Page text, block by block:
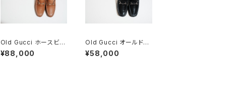
Old Gucci ホースビッ
トローファー 38.5C ta
n ほぼDeadstock
¥88,000
Old Gucci オールドグ
ッチ ホースビットローフ
ァー 40 E Black
¥58,000